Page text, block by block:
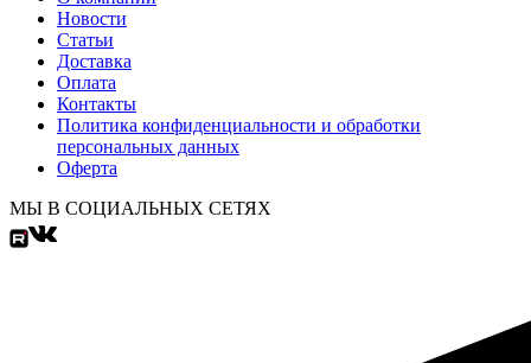
Новости
Статьи
Доставка
Оплата
Контакты
Политика конфиденциальности и обработки
персональных данных
Оферта
МЫ В СОЦИАЛЬНЫХ СЕТЯХ